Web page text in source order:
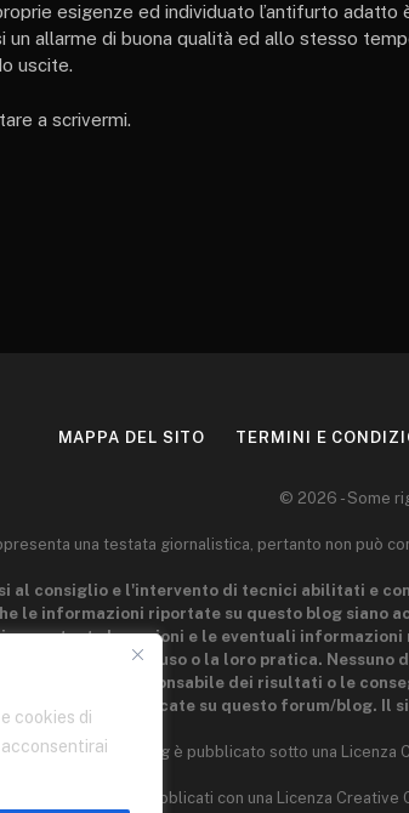
cookies di
esigenze ed individuato l’antifurto
un allarme di buona qualità ed allo stesso
uscite.
a scrivermi.
MAPPA DEL SITO TERMINI E
© 2026 - Some
una testata giornalistica, pertanto non può
al consiglio e l'intervento di tecnici abilitati e
le informazioni riportate su questo blog
pertanto le nozioni e le eventuali
per il loro uso o la loro pratica.
ritenuto responsabile dei risultati o le
pubblicate su questo forum/blog. Il
Questo blog è pubblicato sotto una Licenza
dell'autore e sono pubblicati con una Licenza